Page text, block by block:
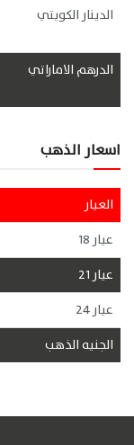
الدينار الكويتي
الدرهم الاماراتي
اسعار الذهب
العيار
عيار 18
عيار 21
عيار 24
الجنيه الذهب